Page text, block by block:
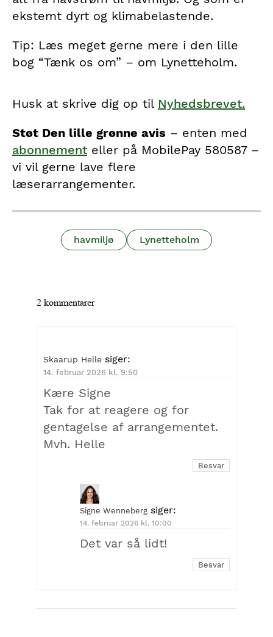
ekstemt dyrt og klimabelastende.
Tip: Læs meget gerne mere i den lille
bog “Tænk os om” – om Lynetteholm.
Husk at skrive dig op til Nyhedsbrevet.
Støt Den lille grønne avis – enten med
abonnement eller på MobilePay 580587 –
vi vil gerne lave flere
læserarrangementer.
havmiljø Lynetteholm
2 kommentarer
Skaarup Helle siger:
14. februar 2026 kl. 9:50
Kære Signe
Tak for at reagere og for
gentagelse af arrangementet.
Mvh. Helle
Besvar
Signe Wenneberg siger:
14. februar 2026 kl. 10:00
Det var så lidt!
Besvar